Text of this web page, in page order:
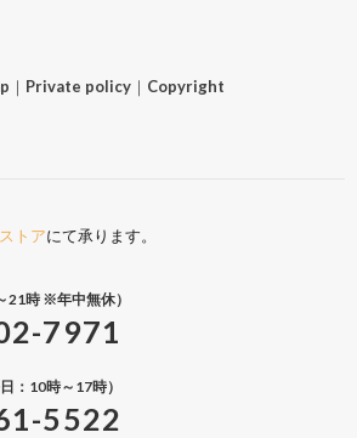
｜ Private policy｜ Copyright
トアにて承ります。
21時 ※年中無休）
7971
：10時～17時）
5522